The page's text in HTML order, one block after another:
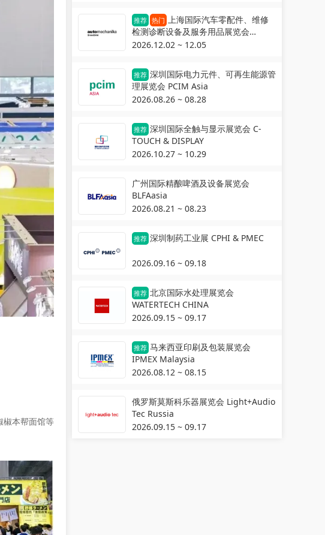
椒本帮面馆等
推荐 热门 上海国际汽车零配件、维修
检测诊断设备及服务用品展览会
Automechanika Shanghai
2026.12.02 ~ 12.05
推荐 深圳国际电力元件、可再生能源管
理展览会 PCIM Asia
2026.08.26 ~ 08.28
推荐 深圳国际全触与显示展览会 C-
TOUCH & DISPLAY
2026.10.27 ~ 10.29
广州国际精酿啤酒及设备展览会
BLFAasia
2026.08.21 ~ 08.23
推荐 深圳制药工业展 CPHI & PMEC
2026.09.16 ~ 09.18
推荐 北京国际水处理展览会
WATERTECH CHINA
2026.09.15 ~ 09.17
推荐 马来西亚印刷及包装展览会
IPMEX Malaysia
2026.08.12 ~ 08.15
俄罗斯莫斯科乐器展览会 Light+Audio
Tec Russia
2026.09.15 ~ 09.17